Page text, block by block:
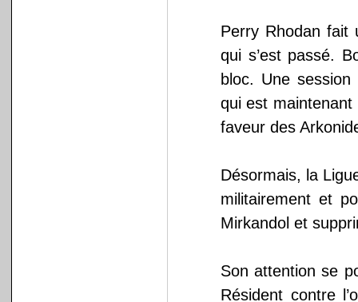
Perry Rhodan fait
qui s’est passé.
bloc. Une
qui est
faveur des
Désormais, la
militairement et
Mirkandol et
Son attention se
Résident contre